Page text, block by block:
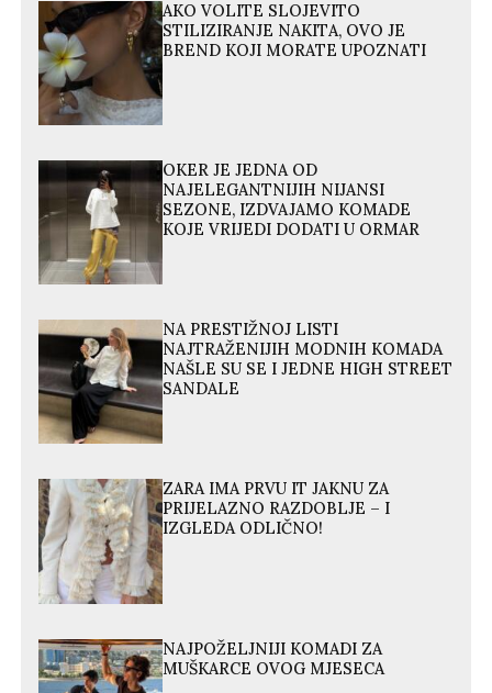
AKO VOLITE SLOJEVITO
STILIZIRANJE NAKITA, OVO JE
BREND KOJI MORATE UPOZNATI
OKER JE JEDNA OD
NAJELEGANTNIJIH NIJANSI
SEZONE, IZDVAJAMO KOMADE
KOJE VRIJEDI DODATI U ORMAR
NA PRESTIŽNOJ LISTI
NAJTRAŽENIJIH MODNIH KOMADA
NAŠLE SU SE I JEDNE HIGH STREET
SANDALE
ZARA IMA PRVU IT JAKNU ZA
PRIJELAZNO RAZDOBLJE – I
IZGLEDA ODLIČNO!
NAJPOŽELJNIJI KOMADI ZA
MUŠKARCE OVOG MJESECA